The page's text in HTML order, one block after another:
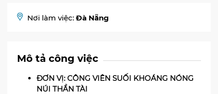
Nơi làm việc: Đà Nẵng
Mô tả công việc
ĐƠN VỊ: CÔNG VIÊN SUỐI KHOÁNG NÓNG
NÚI THẦN TÀI